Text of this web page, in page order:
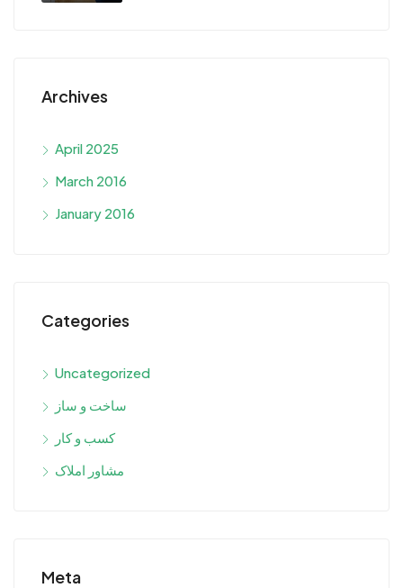
Archives
April 2025
March 2016
January 2016
Categories
Uncategorized
ساخت و ساز
کسب و کار
مشاور املاک
Meta